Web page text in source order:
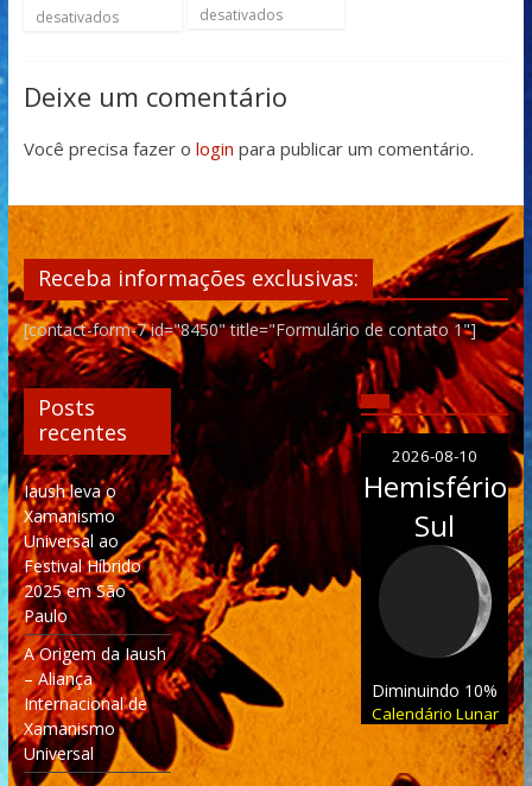
desativados
desativados
Deixe um comentário
Você precisa fazer o login para publicar um comentário.
Receba informações exclusivas:
[contact-form-7 id="8450" title="Formulário de contato 1"]
Posts
recentes
Iaush leva o
Xamanismo
Universal ao
Festival Híbrido
2025 em São
Paulo
A Origem da Iaush
– Aliança
Internacional de
Xamanismo
Universal
2026-08-10
Hemisfério
Sul
Diminuindo 10%
Calendário Lunar